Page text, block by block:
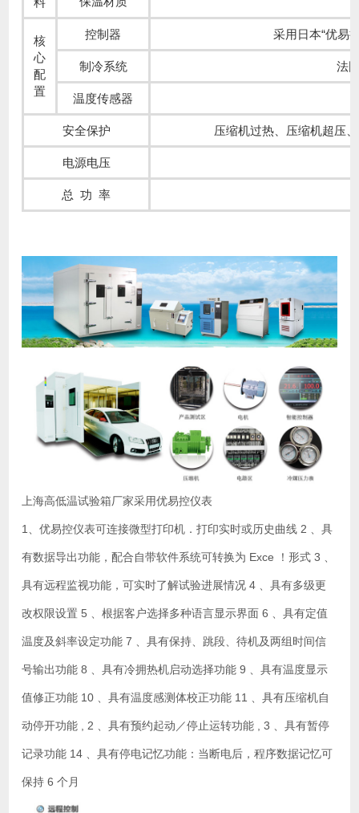
核
心
配
置
控制器 采用日本“优易
制冷系统 法
温度传感器
安全保护 压缩机过热、压缩机超压
电源电压
总 功 率
上海高低温试验箱厂家采用优易控仪表
1、优易控仪表可连接微型打印机．打印实时或历史曲线 2 、具
有数据导出功能，配合自带软件系统可转换为 Exce ！形式 3 、
具有远程监视功能，可实时了解试验进展情况 4 、具有多级更
改权限设置 5 、根据客户选择多种语言显示界面 6 、具有定值
温度及斜率设定功能 7 、具有保持、跳段、待机及两组时间信
号输出功能 8 、具有冷拥热机启动选择功能 9 、具有温度显示
值修正功能 10 、具有温度感测体校正功能 11 、具有压缩机自
动停开功能 , 2 、具有预约起动／停止运转功能 , 3 、具有暂停
记录功能 14 、具有停电记忆功能：当断电后，程序数据记忆可
保持 6 个月